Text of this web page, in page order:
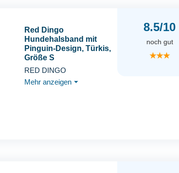
Red Dingo
Hundehalsband mit
Pinguin-Design, Türkis,
Größe S
RED DINGO
Mehr anzeigen ⏷
8.5/10
noch gut
★★★